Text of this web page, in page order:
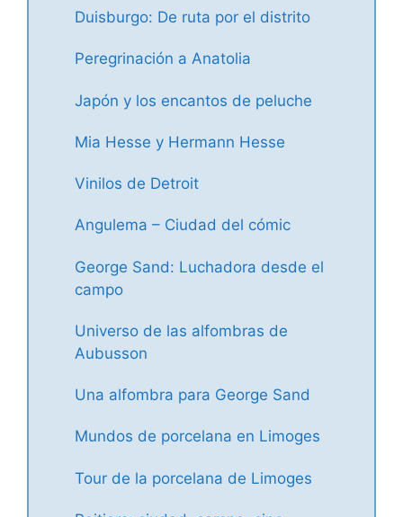
Duisburgo: De ruta por el distrito
Peregrinación a Anatolia
Japón y los encantos de peluche
Mia Hesse y Hermann Hesse
Vinilos de Detroit
Angulema – Ciudad del cómic
George Sand: Luchadora desde el
campo
Universo de las alfombras de
Aubusson
Una alfombra para George Sand
Mundos de porcelana en Limoges
Tour de la porcelana de Limoges